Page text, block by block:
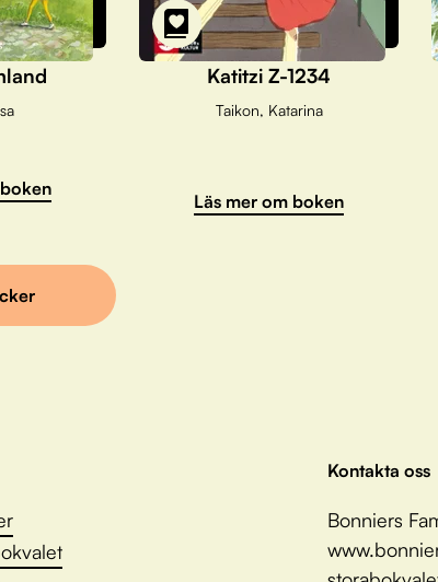
Katitzi Z-1234
Taikon, Katarina
Läs mer om boken
Kontakta oss
Bonniers